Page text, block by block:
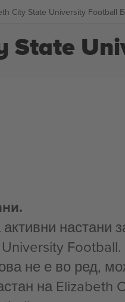
City State University Football
State
настани
Football.
не е во ред,
на Elizabeth